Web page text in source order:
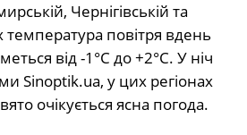
Чернігівській та
температура повітря вдень
від -1°С до +2°С. У ніч
Sinoptik.ua, у цих регіонах
очікується ясна погода.